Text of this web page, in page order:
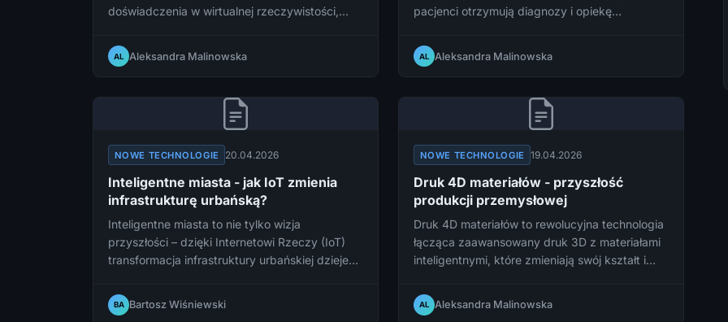
doświadczenia w wirtualnej rzeczywistości,
słyszenie wirtualnego świata, ale również jego
odczuwanie. Sprawdź, jak działa ta technologia
immersyjnej przyszłości VR.
AL Aleksandra Malinowska
pacjenci otrzymują diagnozy i opiekę
ochronie zdrowia. Dowiedz się, jak AI zmienia
zdalne konsultacje, analizę danych
Polsce i na świecie.
AL Aleksandra Malinowska
NOWE TECHNOLOGIE 20.04.2026
Inteligentne miasta - jak IoT zmienia
infrastrukturę urbańską?
Inteligentne miasta to nie tylko wizja
przyszłości – dzięki Internetowi Rzeczy (IoT)
transformacja infrastruktury urbańskiej dzieje
zarządzamy ruchem drogowym, energią,
odpadami i bezpieczeństwem publicznym.
BA Bartosz Wiśniewski
NOWE TECHNOLOGIE 19.04.2026
Druk 4D materiałów - przyszłość
produkcji przemysłowej
Druk 4D materiałów to rewolucyjna technologia
łącząca zaawansowany druk 3D z materiałami
inteligentnymi, które zmieniają swój kształt i
zewnętrzne. Dowiedz się, jak ta przełomowa
innowacja zmienia oblicze współczesnej
AL Aleksandra Malinowska